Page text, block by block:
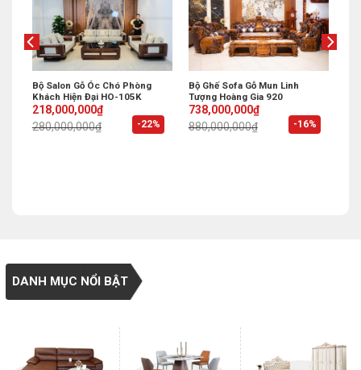
-22%
Bộ Salon Gỗ Óc Chó Phòng
Khách Hiện Đại HO-105K
280,000,000₫
Original
price
was:
218,000,000₫
Current
price
is:
-16%
Bộ Ghế Sofa Gỗ Mun Linh
Tượng Hoàng Gia 920
880,000,000₫
Original
price
was:
738,000,000₫
Current
price
is:
DANH MỤC NỔI BẬT